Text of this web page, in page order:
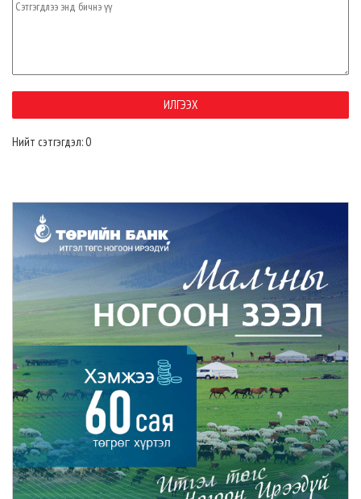
Нийт сэтгэгдэл: 0